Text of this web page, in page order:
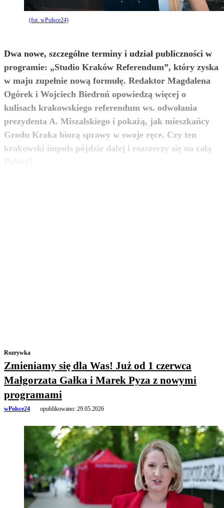
(fot. wPolsce24)
Dwa nowe, szczególne terminy i udział publiczności w
programie: „Studio Kraków Referendum”, który zyska
w maju zupełnie nową formułę. Redaktor Magdalena
Ogórek i Wojciech Biedroń opowiedzą więcej o
kulisach krakowskiego referendum ws. odwołania
prezydenta A. Miszalskiego i pokażą, jak mieszkańcy
Grodu Kraka biorą sprawy w swoje ręce. Czy ten
krakowski impuls pójdzie dalej i rozszerzy się na całą
zobacz więcej
Rozrywka
Zmieniamy się dla Was! Już od 1 czerwca
Małgorzata Gałka i Marek Pyza z nowymi
programami
wPolsce24 opublikowano: 29.05.2026